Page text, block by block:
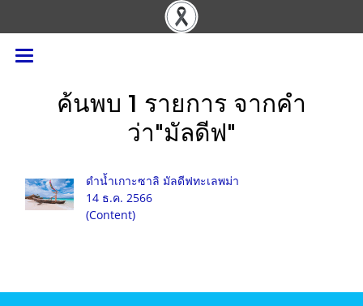
ค้นพบ 1 รายการ จากคำ
ว่า"มัลดีฟ"
ดำน้ำเกาะซาลิ มัลดีฟทะเลพม่า
14 ธ.ค. 2566
(Content)